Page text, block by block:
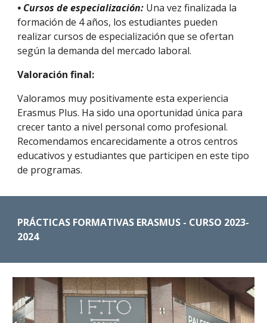
• Cursos de especialización: Una vez finalizada la
formación de 4 años, los estudiantes pueden
realizar cursos de especialización que se ofertan
según la demanda del mercado laboral.
Valoración final:
Valoramos muy positivamente esta experiencia
Erasmus Plus. Ha sido una oportunidad única para
crecer tanto a nivel personal como profesional.
Recomendamos encarecidamente a otros centros
educativos y estudiantes que participen en este tipo
de programas.
PRÁCTICAS FORMATIVAS ERASMUS - CURSO 2023-
2024